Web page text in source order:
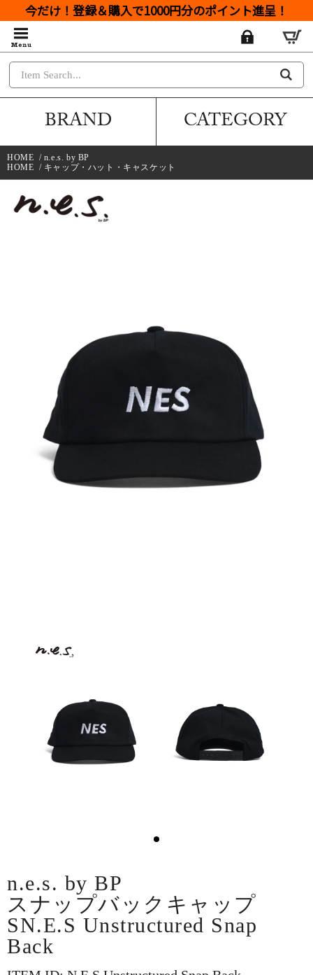
今だけ！登録＆購入で1000円分のポイント進呈！
BRAND CATEGORY
HOME / n.e.s. by BP
HOME / キャップ・ハット・キャスケット
n.e.s. by BP
スナップバックキャップ
SN.E.S Unstructured Snap
Back